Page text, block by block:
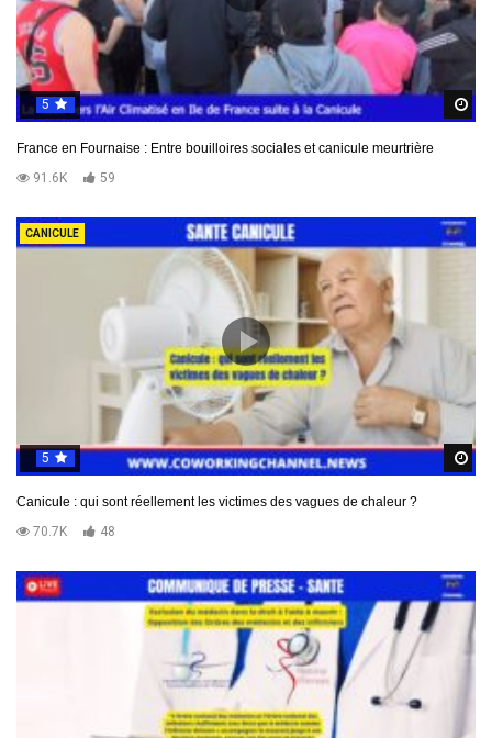
5
France en Fournaise : Entre bouilloires sociales et canicule meurtrière
91.6K
59
CANICULE
5
Canicule : qui sont réellement les victimes des vagues de chaleur ?
70.7K
48